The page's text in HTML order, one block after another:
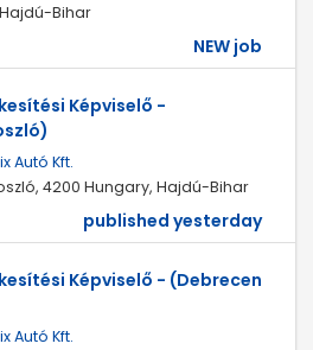
Bihar
NEW job
Képviselő -
Autó Kft.
4200 Hungary, Hajdú-Bihar
published yesterday
Képviselő - (Debrecen
Autó Kft.